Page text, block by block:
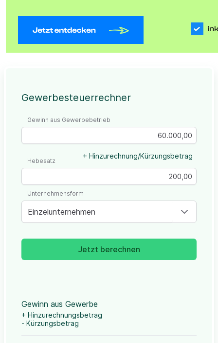
Gewerbesteuerrechner
Gewinn aus Gewerbebetrieb
+ Hinzurechnung/Kürzungsbetrag
Hebesatz
Einzelunternehmen
Unternehmensform
Jetzt berechnen
Gewinn aus Gewerbe
+ Hinzurechnungsbetrag
- Kürzungsbetrag